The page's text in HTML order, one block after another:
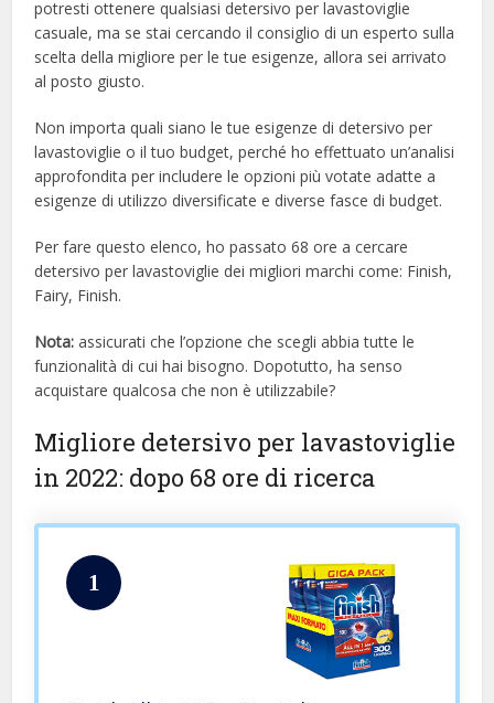
potresti ottenere qualsiasi detersivo per lavastoviglie
casuale, ma se stai cercando il consiglio di un esperto sulla
scelta della migliore per le tue esigenze, allora sei arrivato
al posto giusto.
Non importa quali siano le tue esigenze di detersivo per
lavastoviglie o il tuo budget, perché ho effettuato un’analisi
approfondita per includere le opzioni più votate adatte a
esigenze di utilizzo diversificate e diverse fasce di budget.
Per fare questo elenco, ho passato 68 ore a cercare
detersivo per lavastoviglie dei migliori marchi come: Finish,
Fairy, Finish.
Nota: assicurati che l’opzione che scegli abbia tutte le
funzionalità di cui hai bisogno. Dopotutto, ha senso
acquistare qualcosa che non è utilizzabile?
Migliore detersivo per lavastoviglie
in 2022: dopo 68 ore di ricerca
1